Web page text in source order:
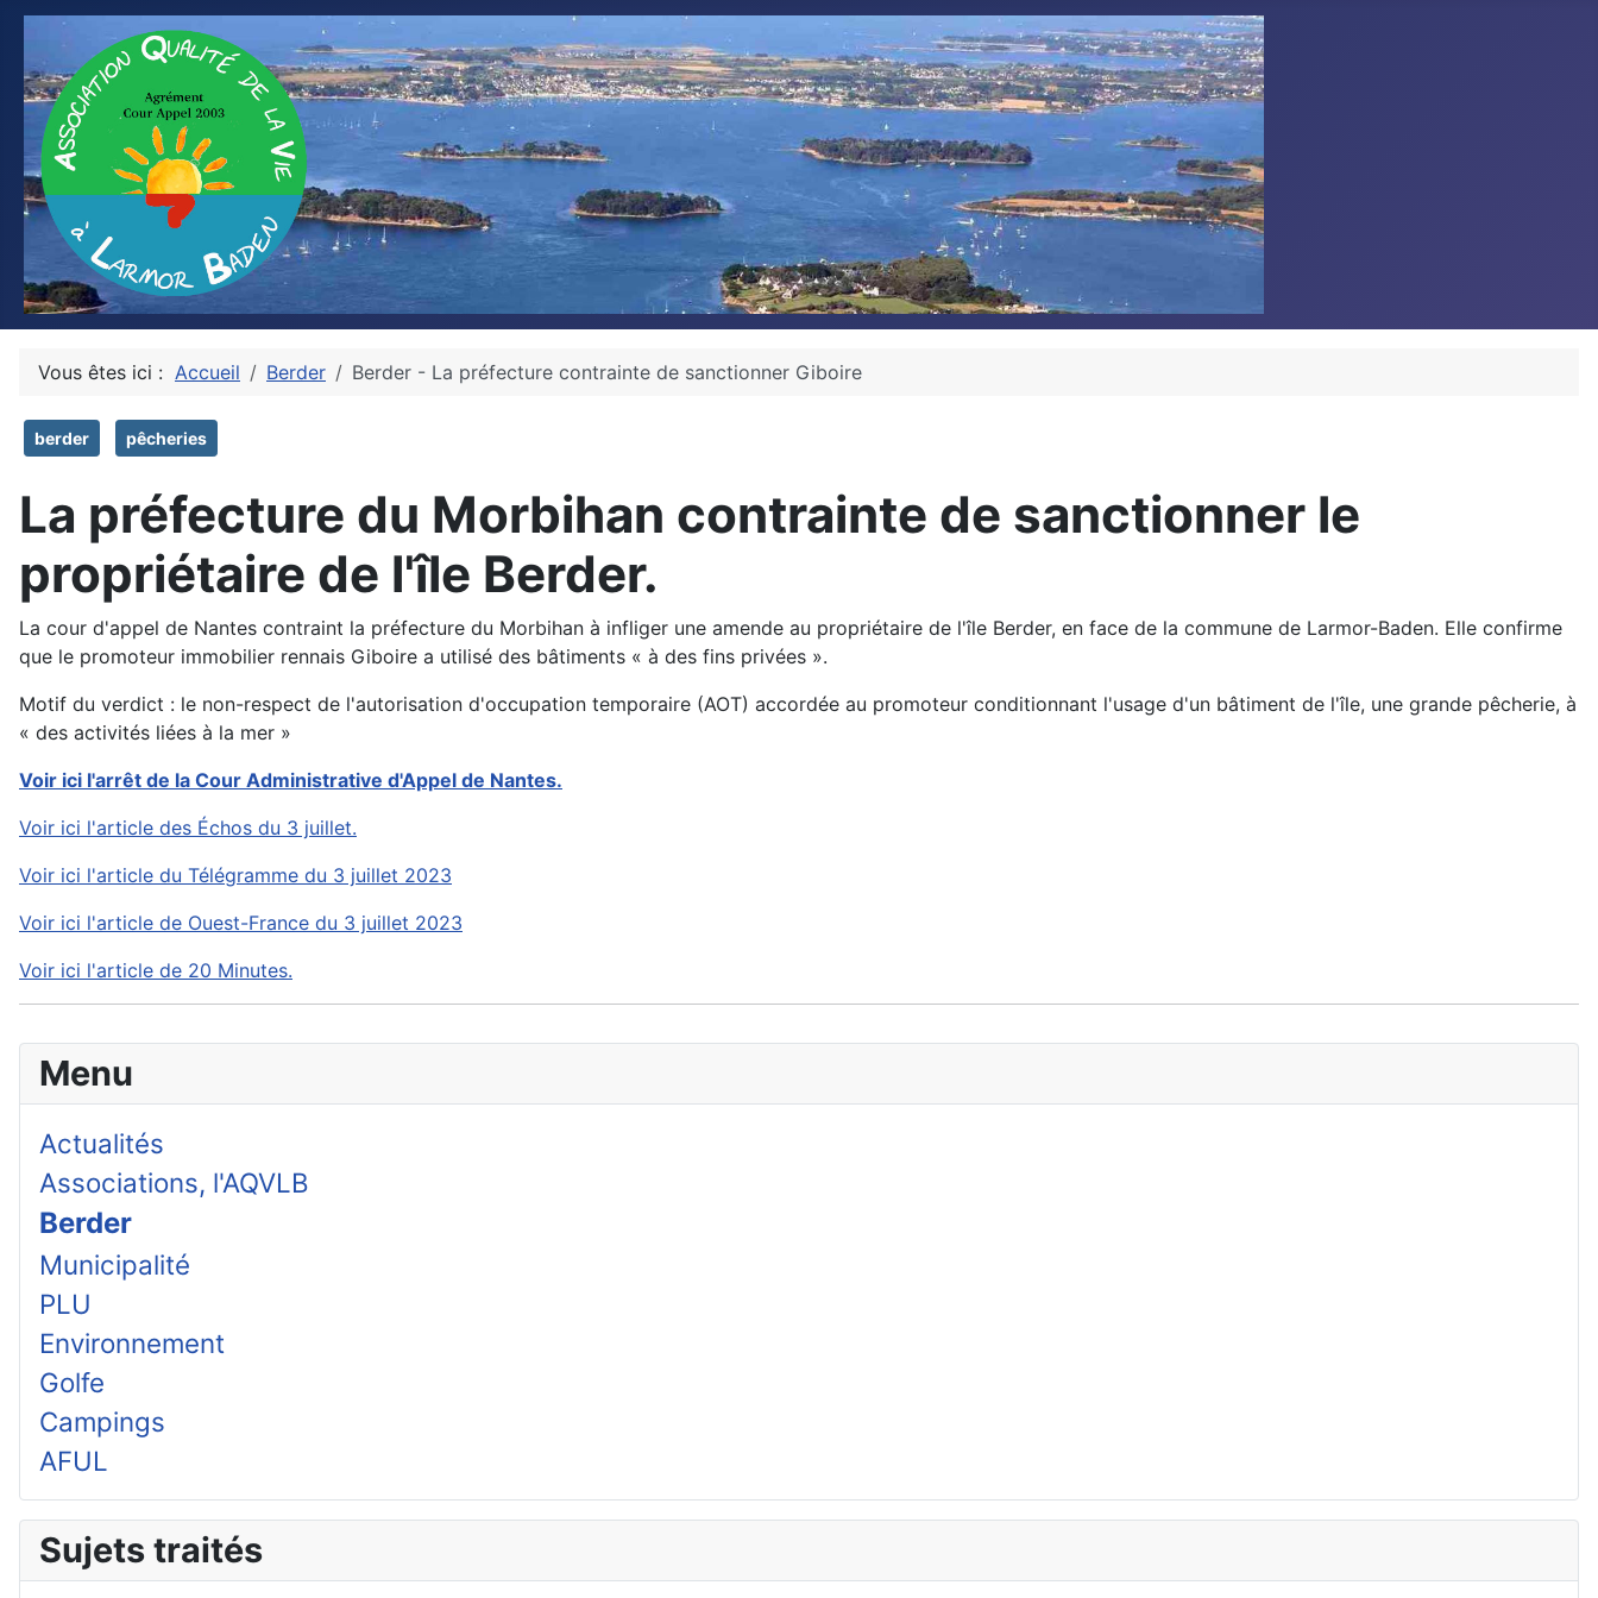
Vous êtes ici : Accueil Berder Berder - La préfecture contrainte de sanctionner Giboire
berder pêcheries
La préfecture du Morbihan contrainte de sanctionner le
propriétaire de l'île Berder.
La cour d'appel de Nantes contraint la préfecture du Morbihan à infliger une amende au propriétaire de l'île Berder, en face de la commune de Larmor-Baden. Elle confirme
que le promoteur immobilier rennais Giboire a utilisé des bâtiments « à des fins privées ».
Motif du verdict : le non-respect de l'autorisation d'occupation temporaire (AOT) accordée au promoteur conditionnant l'usage d'un bâtiment de l'île, une grande pêcherie, à
« des activités liées à la mer »
Voir ici l'arrêt de la Cour Administrative d'Appel de Nantes.
Voir ici l'article des Échos du 3 juillet.
Voir ici l'article du Télégramme du 3 juillet 2023
Voir ici l'article de Ouest-France du 3 juillet 2023
Voir ici l'article de 20 Minutes.
Menu
Actualités
Associations, l'AQVLB
Berder
Municipalité
PLU
Environnement
Golfe
Campings
AFUL
Sujets traités